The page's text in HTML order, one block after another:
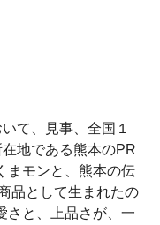
て、見事、全国１
地である熊本のPR
まモンと、熊本の伝
品として生まれたの
さと、上品さが、一